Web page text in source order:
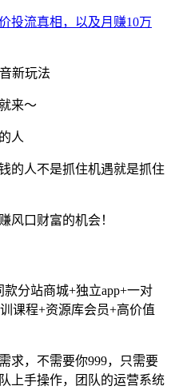
新玩法
来～
人
的人不是抓住机遇就是抓住
风口财富的机会！
分站商城+独立app+一对
课程+资源库会员+高价值
求，不需要你999，只需要
上手操作，团队的运营系统